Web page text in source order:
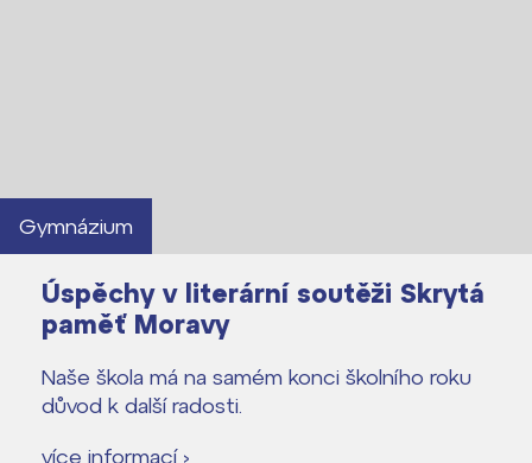
Gymnázium
Úspěchy v literární soutěži Skrytá
paměť Moravy
Naše škola má na samém konci školního roku
důvod k další radosti.
více informací ›